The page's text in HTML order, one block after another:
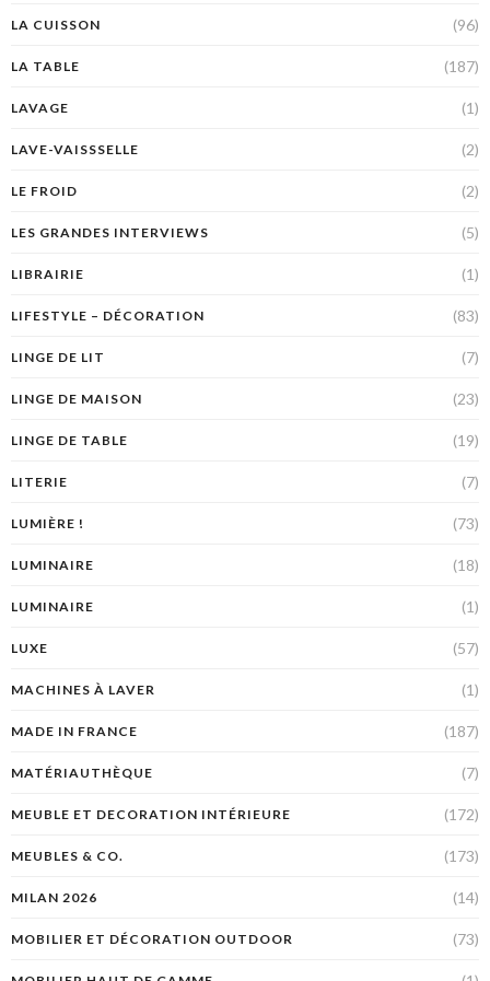
LA CUISSON (96)
LA TABLE (187)
LAVAGE (1)
LAVE-VAISSSELLE (2)
LE FROID (2)
LES GRANDES INTERVIEWS (5)
LIBRAIRIE (1)
LIFESTYLE – DÉCORATION (83)
LINGE DE LIT (7)
LINGE DE MAISON (23)
LINGE DE TABLE (19)
LITERIE (7)
LUMIÈRE ! (73)
LUMINAIRE (18)
LUMINAIRE (1)
LUXE (57)
MACHINES À LAVER (1)
MADE IN FRANCE (187)
MATÉRIAUTHÈQUE (7)
MEUBLE ET DECORATION INTÉRIEURE (172)
MEUBLES & CO. (173)
MILAN 2026 (14)
MOBILIER ET DÉCORATION OUTDOOR (73)